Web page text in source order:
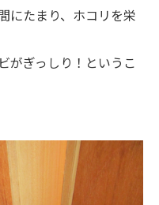
にたまり、ホコリを栄
がぎっしり！というこ